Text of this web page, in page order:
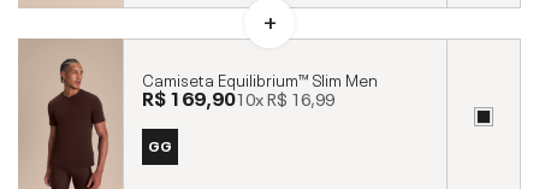
Camiseta Equilibrium™ Slim Men
R$ 169,9010xR$ 16,99
GG